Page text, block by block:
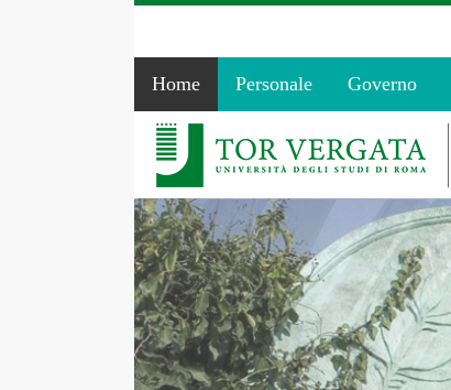
Home Personale Governo